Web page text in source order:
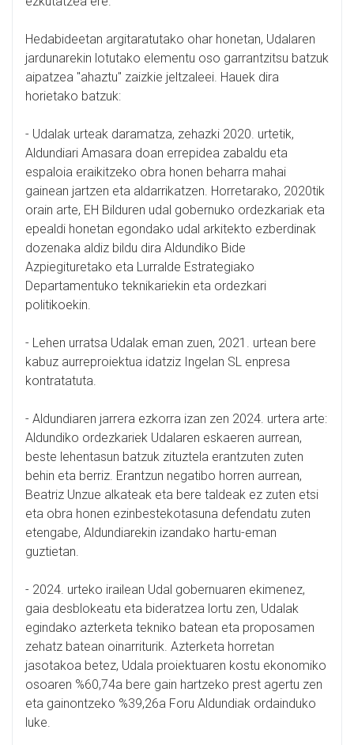
Hedabideetan argitaratutako ohar honetan, Udalaren
jardunarekin lotutako elementu oso garrantzitsu batzuk
aipatzea "ahaztu" zaizkie jeltzaleei. Hauek dira
horietako batzuk:
- Udalak urteak daramatza, zehazki 2020. urtetik,
Aldundiari Amasara doan errepidea zabaldu eta
espaloia eraikitzeko obra honen beharra mahai
gainean jartzen eta aldarrikatzen. Horretarako, 2020tik
orain arte, EH Bilduren udal gobernuko ordezkariak eta
epealdi honetan egondako udal arkitekto ezberdinak
dozenaka aldiz bildu dira Aldundiko Bide
Azpiegituretako eta Lurralde Estrategiako
Departamentuko teknikariekin eta ordezkari
politikoekin.
- Lehen urratsa Udalak eman zuen, 2021. urtean bere
kabuz aurreproiektua idatziz Ingelan SL enpresa
kontratatuta.
- Aldundiaren jarrera ezkorra izan zen 2024. urtera arte:
Aldundiko ordezkariek Udalaren eskaeren aurrean,
beste lehentasun batzuk zituztela erantzuten zuten
behin eta berriz. Erantzun negatibo horren aurrean,
Beatriz Unzue alkateak eta bere taldeak ez zuten etsi
eta obra honen ezinbestekotasuna defendatu zuten
etengabe, Aldundiarekin izandako hartu-eman
guztietan.
- 2024. urteko irailean Udal gobernuaren ekimenez,
gaia desblokeatu eta bideratzea lortu zen, Udalak
egindako azterketa tekniko batean eta proposamen
zehatz batean oinarriturik. Azterketa horretan
jasotakoa betez, Udala proiektuaren kostu ekonomiko
osoaren %60,74a bere gain hartzeko prest agertu zen
eta gainontzeko %39,26a Foru Aldundiak ordainduko
luke.